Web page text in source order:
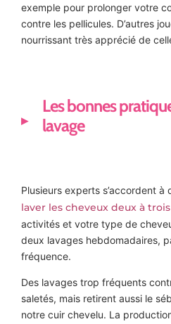
exemple pour prolonger votre
contre les pellicules. D’autres
nourrissant très apprécié de
Les bonnes
lavage
Plusieurs experts s’accordent à
laver les cheveux deux à
activités et votre type de
deux lavages hebdomadaires,
fréquence.
Des lavages trop fréquents
saletés, mais retirent aussi le
notre cuir chevelu. La